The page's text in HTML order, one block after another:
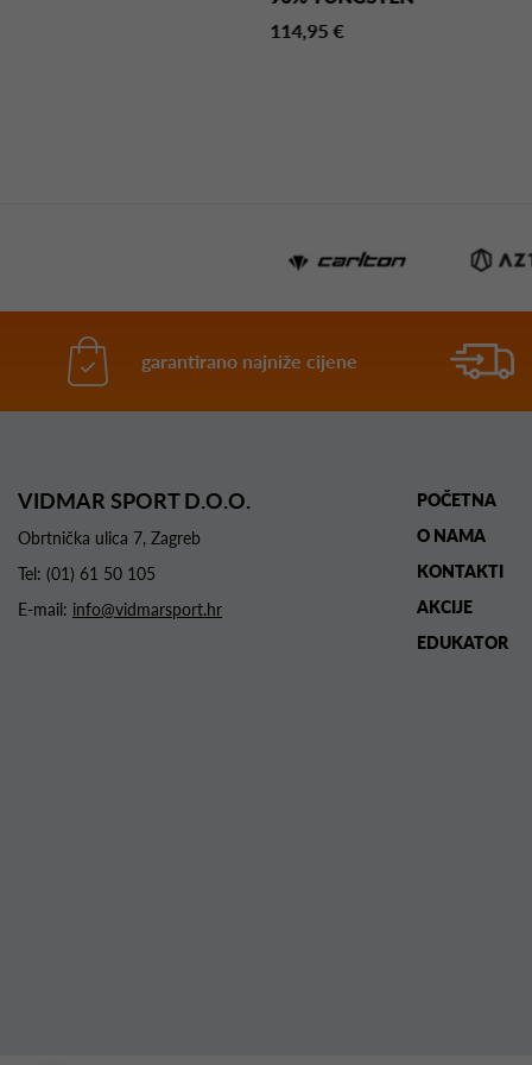
114,95 €
garantirano najniže cijene
VIDMAR SPORT D.O.O.
Obrtnička ulica 7, Zagreb
Tel: (01) 61 50 105
E-mail: info@vidmarsport.hr
POČETNA
O NAMA
KONTAKTI
AKCIJE
EDUKATOR